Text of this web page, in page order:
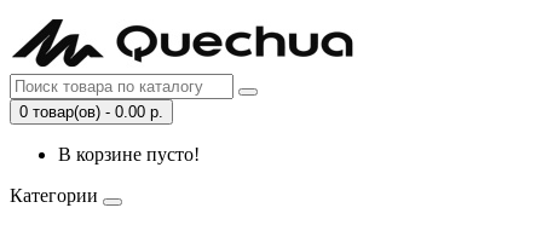
0 товар(ов) - 0.00 р.
В корзине пусто!
Категории